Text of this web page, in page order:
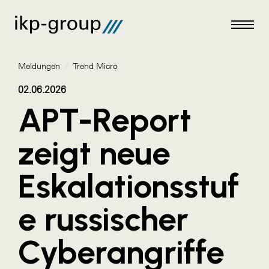
Meldungen
AKTUELLES
ACO
ALEX Krems
Amazon Web Services
Artweger
AustroCel Hallein
Meldungen / Trend Micro
02.06.2026
APT-Report
zeigt neue
Eskalationsstuf
e russischer
Cyberangriffe